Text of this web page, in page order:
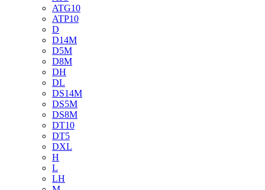
ATG10
ATP10
D
D14M
D5M
D8M
DH
DL
DS14M
DS5M
DS8M
DT10
DT5
DXL
H
L
LH